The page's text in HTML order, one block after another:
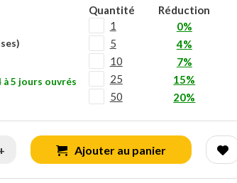
à 5 jours ouvrés
Quantité Réduction
1 0%
5
4%
10
7%
25
15%
50
20%
Ajouter au panier